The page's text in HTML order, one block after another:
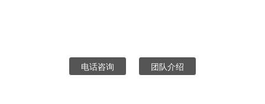
电话咨询 团队介绍